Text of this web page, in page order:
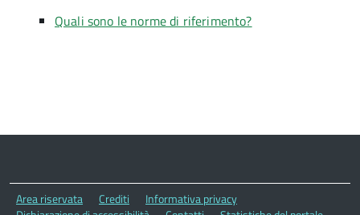
Quali sono le norme di riferimento?
Area riservata Crediti
Informativa privacy